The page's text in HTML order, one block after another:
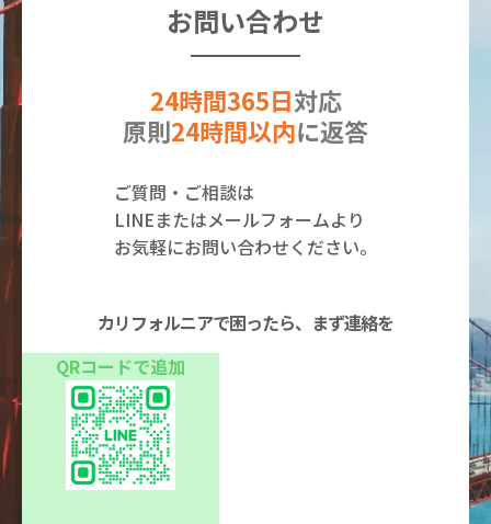
お問い合わせ
24時間365日対応
原則24時間以内に返答
ご質問・ご相談は
LINEまたはメールフォームより
お気軽にお問い合わせください。
カリフォルニアで困ったら、まず連絡を
QRコードで追加